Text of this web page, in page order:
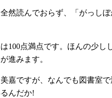
然読んでおらず、「がっし
100点満点です。ほんの少し
進みます。
嘉ですが、なんでも図書室
んだか!